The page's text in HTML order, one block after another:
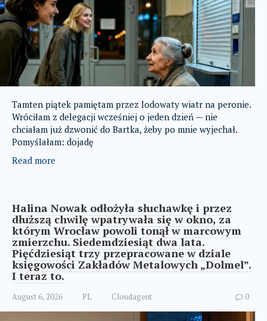
Tamten piątek pamiętam przez lodowaty wiatr na peronie.
Wróciłam z delegacji wcześniej o jeden dzień — nie
chciałam już dzwonić do Bartka, żeby po mnie wyjechał.
Pomyślałam: dojadę
Read more
Halina Nowak odłożyła słuchawkę i przez
dłuższą chwilę wpatrywała się w okno, za
którym Wrocław powoli tonął w marcowym
zmierzchu. Siedemdziesiąt dwa lata.
Pięćdziesiąt trzy przepracowane w dziale
księgowości Zakładów Metalowych „Dolmel”.
I teraz to.
August 6, 2026 PL Cloudagent 0